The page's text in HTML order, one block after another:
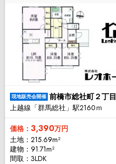
現地販売会開催 前橋市総社町２丁目
上越線「群馬総社」駅2160ｍ
価格： 3,390万円
土地：215.69m²
建物：91.71m²
間取：3LDK